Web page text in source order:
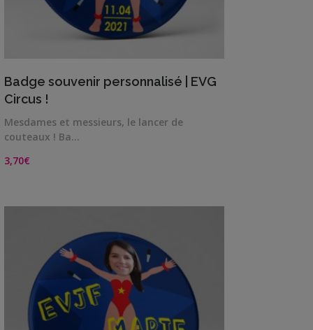
Badge souvenir personnalisé | EVG
Circus !
Mesdames et messieurs, le lancer de
couteaux ! Ba…
3,70€